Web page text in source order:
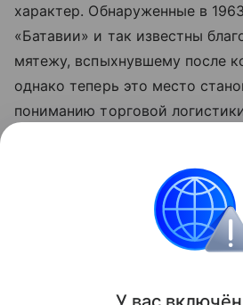
характер. Обнаруженные в
«Батавии» и так известны
мятежу, вспыхнувшему после
однако теперь это место
пониманию торговой
засухи обнажили более 200